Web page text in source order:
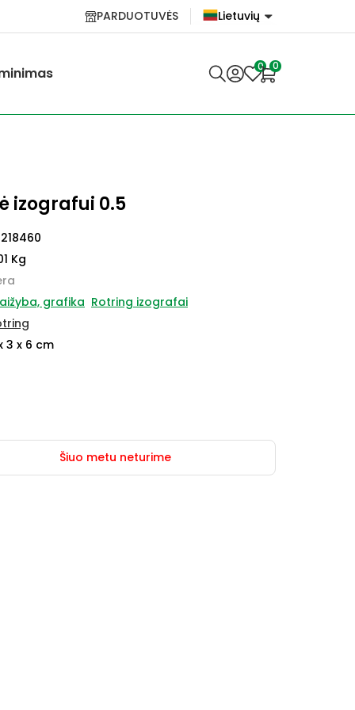
PARDUOTUVĖS
Lietuvių
Lietuvių
0 0
izografui 0.5
Kg
grafika Rotring izografai
3 x 6 cm
Šiuo metu neturime